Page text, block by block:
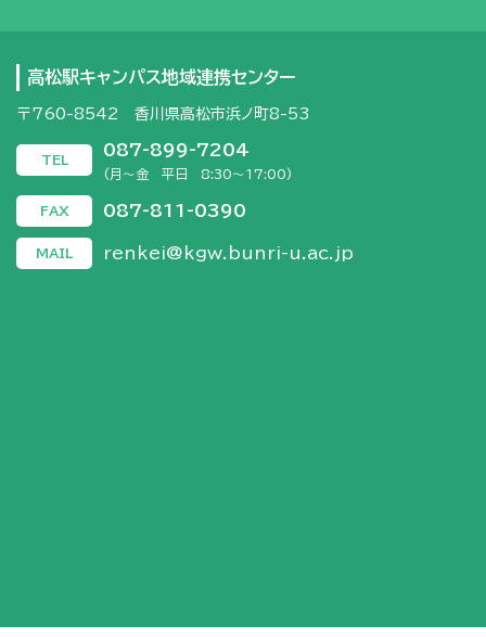
高松駅キャンパス地域連携センター
〒760-8542 香川県高松市浜ノ町8-53
TEL
087-899-7204
(月～金 平日 8:30～17:00)
FAX 087-811-0390
MAIL renkei@kgw.bunri-u.ac.jp